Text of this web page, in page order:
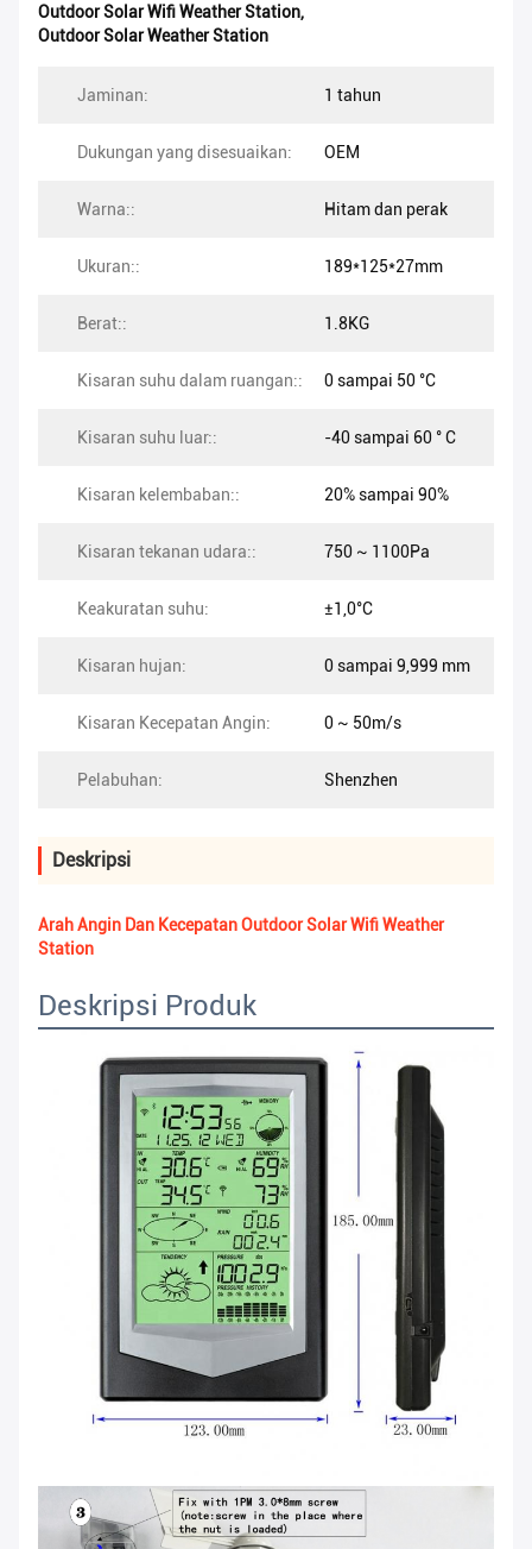
Outdoor Solar Wifi Weather Station,
Outdoor Solar Weather Station
Jaminan: 1 tahun
Dukungan yang disesuaikan: OEM
Warna:: Hitam dan perak
Ukuran:: 189*125*27mm
Berat:: 1.8KG
Kisaran suhu dalam ruangan:: 0 sampai 50 °C
Kisaran suhu luar:: -40 sampai 60 ° C
Kisaran kelembaban:: 20% sampai 90%
Kisaran tekanan udara:: 750 ~ 1100Pa
Keakuratan suhu: ±1,0°C
Kisaran hujan: 0 sampai 9,999 mm
Kisaran Kecepatan Angin: 0 ~ 50m/s
Pelabuhan: Shenzhen
Deskripsi
Arah Angin Dan Kecepatan Outdoor Solar Wifi Weather
Station
Deskripsi Produk